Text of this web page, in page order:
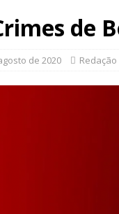
de
de 2020 Redação